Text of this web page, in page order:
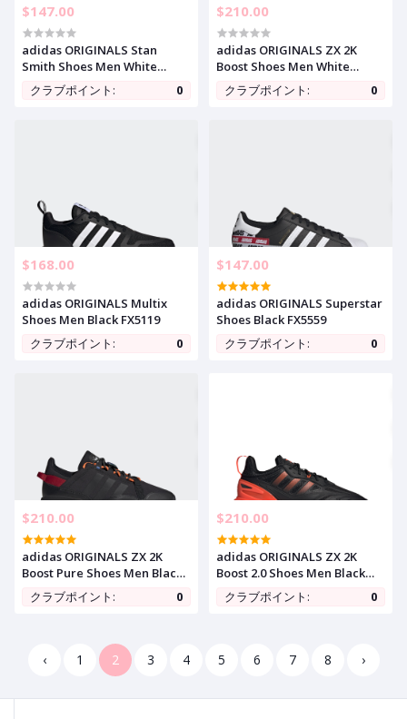
$147.00
adidas ORIGINALS Stan
Smith Shoes Men White
CQ2871
クラブポイント: 0
$210.00
adidas ORIGINALS ZX 2K
Boost Shoes Men White
FX8834
クラブポイント: 0
$168.00
adidas ORIGINALS Multix
Shoes Men Black FX5119
クラブポイント:
0
$147.00
adidas ORIGINALS Superstar
Shoes Black FX5559
クラブポイント:
0
$210.00
adidas ORIGINALS ZX 2K
Boost Pure Shoes Men Black
Sneaker GY7912
クラブポイント: 0
$210.00
adidas ORIGINALS ZX 2K
Boost 2.0 Shoes Men Black
GZ7735
クラブポイント: 0
‹ 1 2 3 4 5 6 7 8 ›